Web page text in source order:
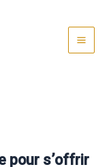
pour s’offrir